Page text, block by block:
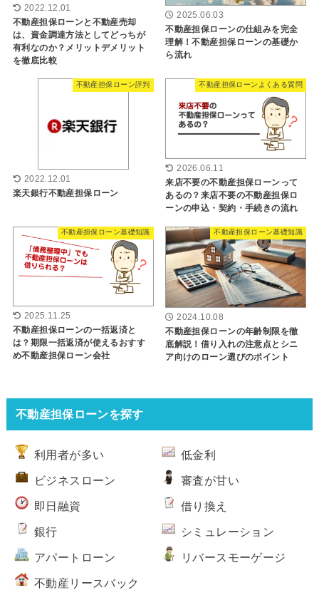
2022.12.01
不動産担保ローンと不動産売却
は、資金調達方法としてどっちが
有利なのか？メリットデメリット
を徹底比較
2025.06.03
不動産担保ローンの仕組みを完全
理解！不動産担保ローンの基礎か
ら流れ
不動産担保ローン評判
2022.12.01
楽天銀行不動産担保ローン
不動産担保ローンよくある質問
2026.06.11
来店不要の不動産担保ローンって
あるの？来店不要の不動産担保ロ
ーンの申込・契約・手続きの流れ
不動産担保ローン基礎知識
2025.11.25
不動産担保ローンの一括返済と
は？期限一括返済が使えるおすす
め不動産担保ローン会社
不動産担保ローン基礎知識
2024.10.08
不動産担保ローンの年齢制限を徹
底解説！借り入れの注意点とシニ
ア向けのローン選びのポイント
不動産担保ローンを探す
利用者が多い 低金利
ビジネスローン 審査が甘い
即日融資 借り換え
銀行 シミュレーション
アパートローン リバースモーゲージ
不動産リースバック